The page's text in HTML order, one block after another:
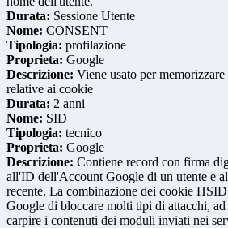
Durata: Sessione Utente
Nome: CONSENT
Tipologia: profilazione
Proprieta: Google
Descrizione: Viene usato per
relative ai cookie
Durata: 2 anni
Nome: SID
Tipologia: tecnico
Proprieta: Google
Descrizione: Contiene record con firma
all'ID dell'Account Google di un utente e
recente. La combinazione dei cookie
Google di bloccare molti tipi di attacchi,
carpire i contenuti dei moduli inviati nei